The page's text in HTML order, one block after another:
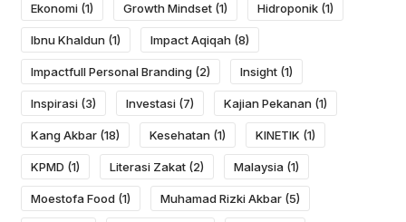
Ekonomi (1) Growth Mindset (1) Hidroponik (1)
Ibnu Khaldun (1) Impact Aqiqah (8)
Impactfull Personal Branding (2) Insight (1)
Inspirasi (3) Investasi (7) Kajian Pekanan (1)
Kang Akbar (18) Kesehatan (1) KINETIK (1)
KPMD (1) Literasi Zakat (2) Malaysia (1)
Moestofa Food (1) Muhamad Rizki Akbar (5)